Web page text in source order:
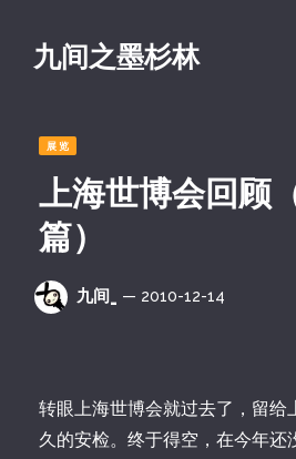
九间之墨杉林
展览
上海世博会回顾
篇）
九间_ — 2010-12-14
转眼上海世博会就过去了，留给
久的安检。终于得空，在今年还